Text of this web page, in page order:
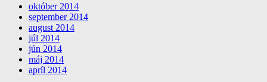
október 2014
september 2014
august 2014
júl 2014
jún 2014
máj 2014
apríl 2014